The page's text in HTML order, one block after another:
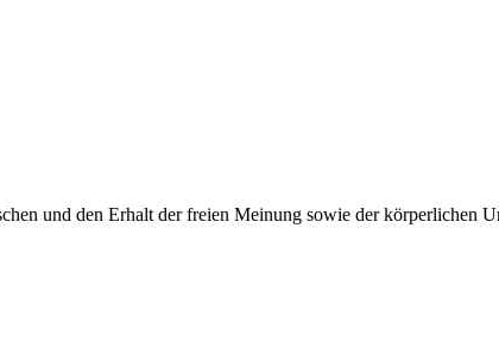
und den Erhalt der freien Meinung sowie der körperlichen